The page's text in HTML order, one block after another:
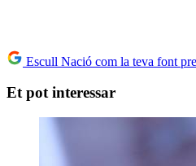
Escull Nació com la teva font
Et pot interessar